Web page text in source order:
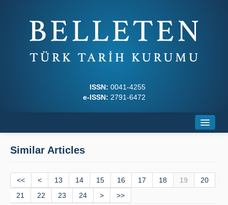
ISSN: 0041-4255
e-ISSN: 2791-6472
Journal Boards
Writing Rules
Similar Articles
<< < 13 14 15 16 17 18 19
20
21
22 23 24 > >>